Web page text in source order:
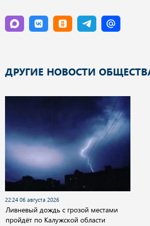
ДРУГИЕ НОВОСТИ
22:24 06 августа 2026
Ливневый дождь с грозой местами
пройдёт по Калужской области